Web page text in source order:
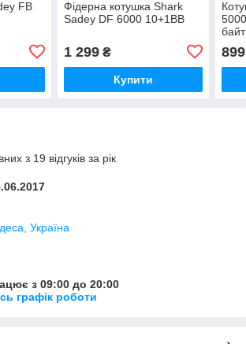
FB
Фідерна котушка Shark
Sadey DF 6000 10+1ВВ
1 299₴
Купити
899
з 19 відгуків за рік
Україна
з 09:00 до 20:00
графік роботи